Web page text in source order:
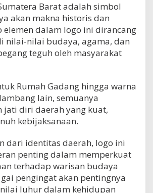
Barat adalah simbol
akan makna historis dan
elemen dalam logo ini dirancang
nilai-nilai budaya, agama, dan
teguh oleh masyarakat
Rumah Gadang hingga warna
lain, semuanya
jati diri daerah yang kuat,
kebijaksanaan.
dari identitas daerah, logo ini
penting dalam memperkuat
terhadap warisan budaya
pengingat akan pentingnya
luhur dalam kehidupan